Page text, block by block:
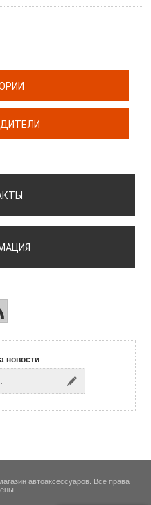
новости
автоаксессуаров. Все права